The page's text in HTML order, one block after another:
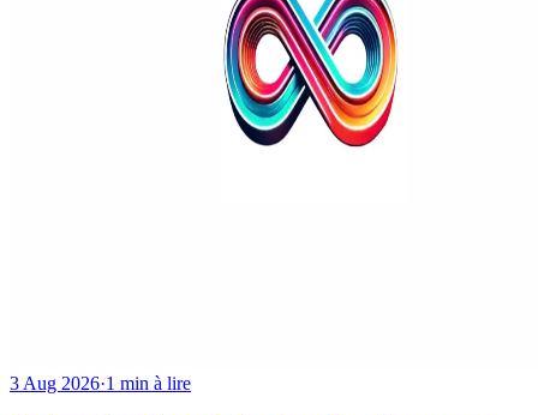
3 Aug 2026·1 min à lire